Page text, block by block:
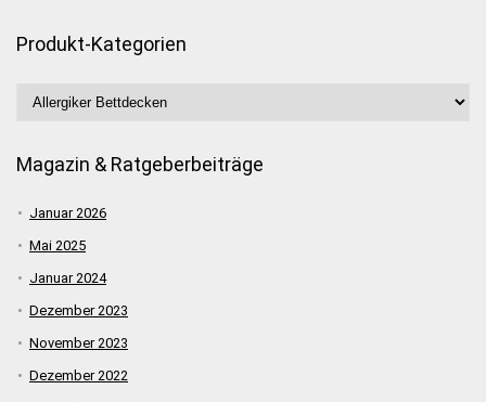
Produkt-Kategorien
Magazin & Ratgeberbeiträge
Januar 2026
Mai 2025
Januar 2024
Dezember 2023
November 2023
Dezember 2022